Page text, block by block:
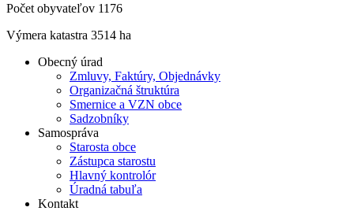
Počet obyvateľov 1176
Výmera katastra 3514 ha
Obecný úrad
Zmluvy, Faktúry, Objednávky
Organizačná štruktúra
Smernice a VZN obce
Sadzobníky
Samospráva
Starosta obce
Zástupca starostu
Hlavný kontrolór
Úradná tabuľa
Kontakt